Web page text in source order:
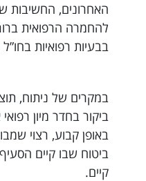
האחרונים, החשיבות
להחמרה הרפואית
בבעיות רפואיות
במקרים של ניתוח,
ביקור בחדר מיון
באופן קבוע, רצוי
ביטוח שבו קיים
קיים.